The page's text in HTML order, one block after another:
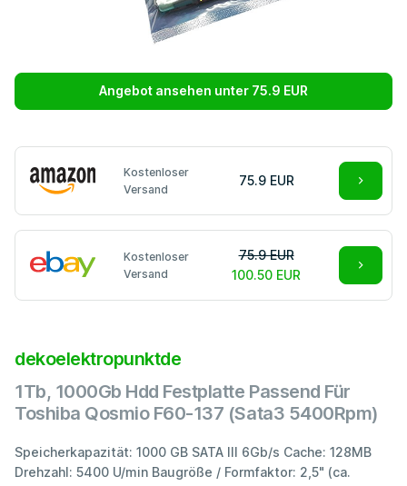
Angebot ansehen unter 75.9 EUR
Kostenloser
Versand
75.9 EUR
Kostenloser
Versand
75.9 EUR
100.50 EUR
dekoelektropunktde
1Tb, 1000Gb Hdd Festplatte Passend Für
Toshiba Qosmio F60-137 (Sata3 5400Rpm)
Speicherkapazität: 1000 GB SATA III 6Gb/s Cache: 128MB
Drehzahl: 5400 U/min Baugröße / Formfaktor: 2,5" (ca.